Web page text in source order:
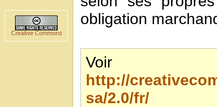
Creative Commons
obligation
Voir
http://
sa/2.0/fr/